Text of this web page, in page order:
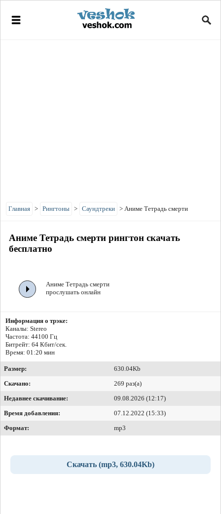
Главная > Рингтоны > Саундтреки > Аниме Тетрадь смерти
Аниме Тетрадь смерти рингтон скачать
бесплатно
Аниме Тетрадь смерти
прослушать онлайн
Информация о трэке:
Каналы: Stereo
Частота: 44100 Гц
Битрейт: 64 Кбит/сек.
Время: 01:20 мин
Размер:
630.04Kb
Скачано:
269 раз(а)
Недавнее скачивание:
09.08.2026 (12:17)
Время добавления:
07.12.2022 (15:33)
Формат:
mp3
Скачать (mp3, 630.04Kb)